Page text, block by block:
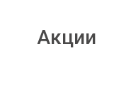
Акции